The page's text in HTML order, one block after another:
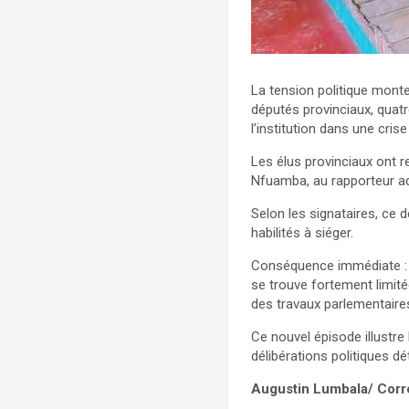
La tension politique
députés provinciaux,
l’institution dans une
Les élus provinciaux ont
Nfuamba, au rapporteur
Selon les signataires, ce
habilités à siéger.
Conséquence immédiate
se trouve fortement
des travaux
Ce nouvel épisode illustre
délibérations politiques
Augustin Lumbala/